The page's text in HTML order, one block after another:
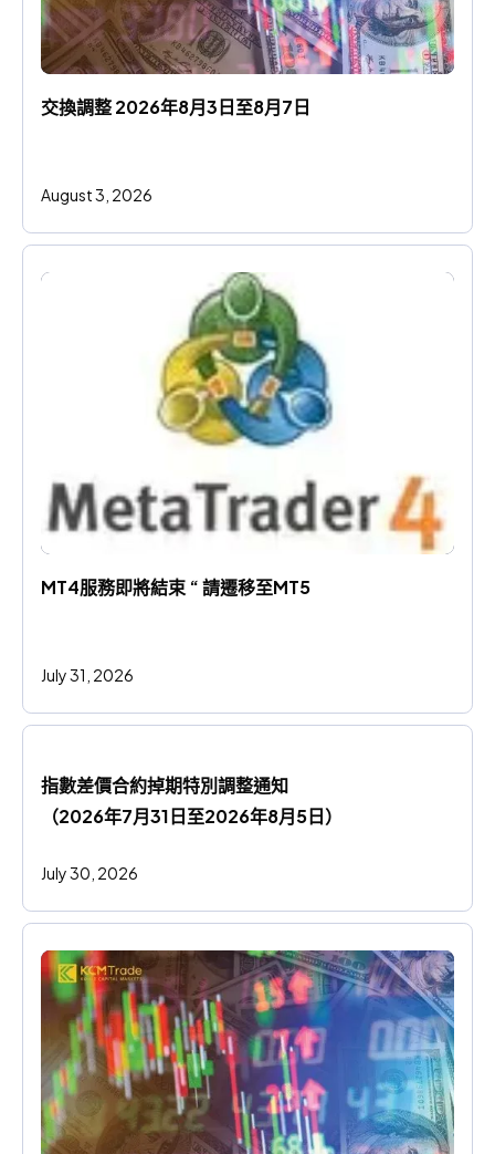
交換調整 2026年8月3日至8月7日
August 3, 2026
MT4服務即將結束 “ 請遷移至MT5
July 31, 2026
指數差價合約掉期特別調整通知
（2026年7月31日至2026年8月5日）
July 30, 2026